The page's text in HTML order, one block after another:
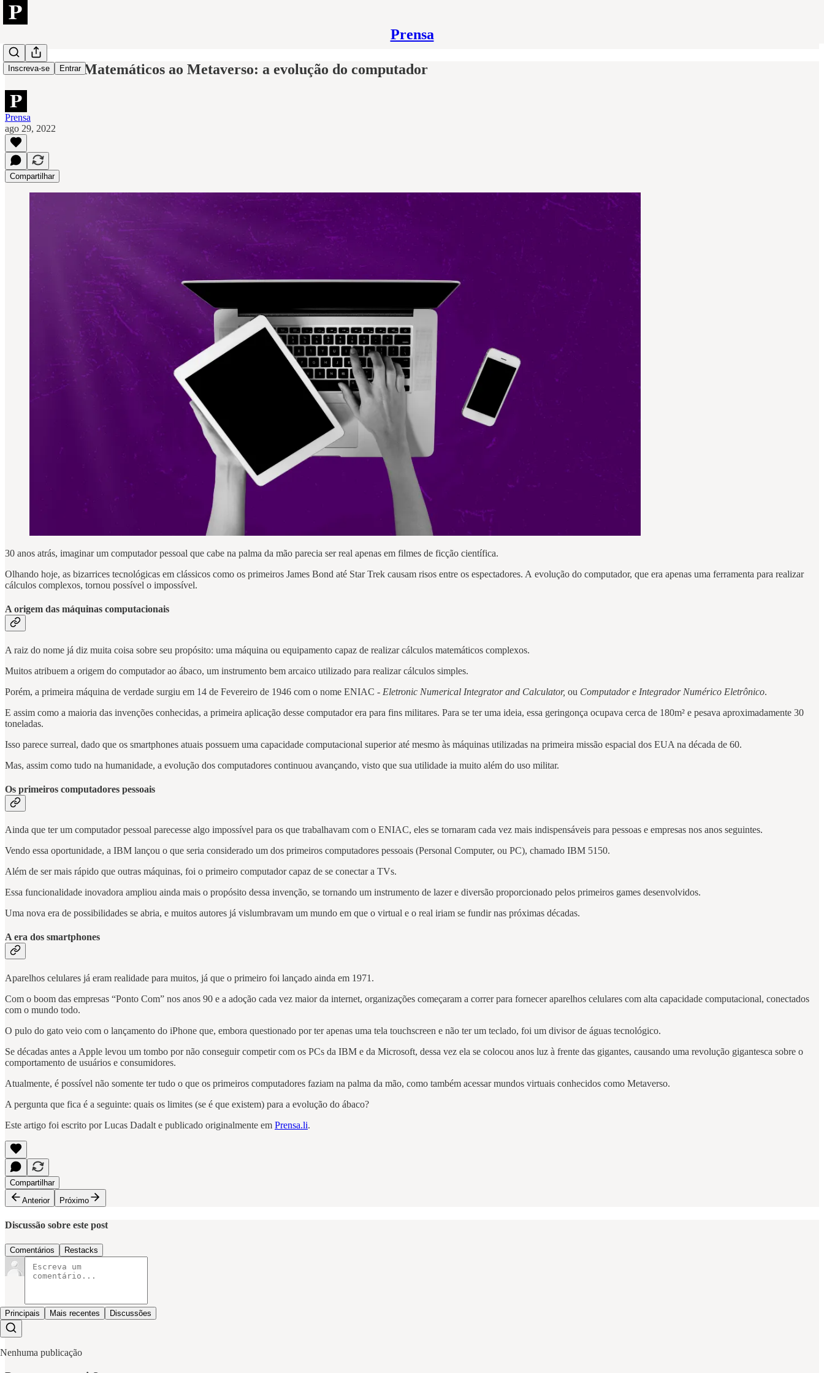
Prensa
Inscreva-se Entrar
De Cálculos Matemáticos ao Metaverso: a evolução do computador
Prensa
ago 29, 2022
Compartilhar
30 anos atrás, imaginar um computador pessoal que cabe na palma da mão parecia ser real apenas em filmes de ficção científica.
Olhando hoje, as bizarrices tecnológicas em clássicos como os primeiros James Bond até Star Trek causam risos entre os espectadores. A evolução do computador, que era apenas uma ferramenta para realizar
cálculos complexos, tornou possível o impossível.
A origem das máquinas computacionais
A raiz do nome já diz muita coisa sobre seu propósito: uma máquina ou equipamento capaz de realizar cálculos matemáticos complexos.
Muitos atribuem a origem do computador ao ábaco, um instrumento bem arcaico utilizado para realizar cálculos simples.
Porém, a primeira máquina de verdade surgiu em 14 de Fevereiro de 1946 com o nome ENIAC - Eletronic Numerical Integrator and Calculator, ou Computador e Integrador Numérico Eletrônico.
E assim como a maioria das invenções conhecidas, a primeira aplicação desse computador era para fins militares. Para se ter uma ideia, essa geringonça ocupava cerca de 180m² e pesava aproximadamente 30
toneladas.
Isso parece surreal, dado que os smartphones atuais possuem uma capacidade computacional superior até mesmo às máquinas utilizadas na primeira missão espacial dos EUA na década de 60.
Mas, assim como tudo na humanidade, a evolução dos computadores continuou avançando, visto que sua utilidade ia muito além do uso militar.
Os primeiros computadores pessoais
Ainda que ter um computador pessoal parecesse algo impossível para os que trabalhavam com o ENIAC, eles se tornaram cada vez mais indispensáveis para pessoas e empresas nos anos seguintes.
Vendo essa oportunidade, a IBM lançou o que seria considerado um dos primeiros computadores pessoais (Personal Computer, ou PC), chamado IBM 5150.
Além de ser mais rápido que outras máquinas, foi o primeiro computador capaz de se conectar a TVs.
Essa funcionalidade inovadora ampliou ainda mais o propósito dessa invenção, se tornando um instrumento de lazer e diversão proporcionado pelos primeiros games desenvolvidos.
Uma nova era de possibilidades se abria, e muitos autores já vislumbravam um mundo em que o virtual e o real iriam se fundir nas próximas décadas.
A era dos smartphones
Aparelhos celulares já eram realidade para muitos, já que o primeiro foi lançado ainda em 1971.
Com o boom das empresas “Ponto Com” nos anos 90 e a adoção cada vez maior da internet, organizações começaram a correr para fornecer aparelhos celulares com alta capacidade computacional, conectados
com o mundo todo.
O pulo do gato veio com o lançamento do iPhone que, embora questionado por ter apenas uma tela touchscreen e não ter um teclado, foi um divisor de águas tecnológico.
Se décadas antes a Apple levou um tombo por não conseguir competir com os PCs da IBM e da Microsoft, dessa vez ela se colocou anos luz à frente das gigantes, causando uma revolução gigantesca sobre o
comportamento de usuários e consumidores.
Atualmente, é possível não somente ter tudo o que os primeiros computadores faziam na palma da mão, como também acessar mundos virtuais conhecidos como Metaverso.
A pergunta que fica é a seguinte: quais os limites (se é que existem) para a evolução do ábaco?
Este artigo foi escrito por Lucas Dadalt e publicado originalmente em Prensa.li.
Compartilhar
Anterior
Próximo
Discussão sobre este post
Comentários Restacks
Principais Mais recentes Discussões
Nenhuma publicação